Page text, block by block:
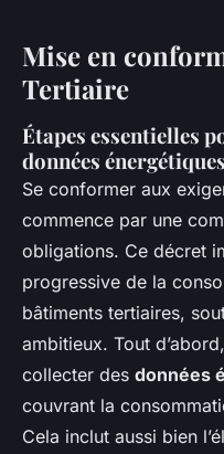
Mise en
Tertiaire
Étapes essentielles
données
Se conformer aux
commence par une
obligations. Ce décret
progressive de la
bâtiments tertiaires,
ambitieux. Tout
collecter des données
couvrant la
Cela inclut aussi bien